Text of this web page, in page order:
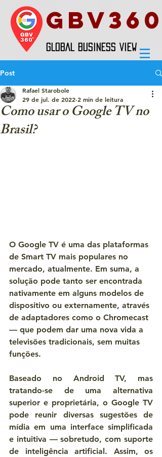
GBV360
GLOBAL BUSINESS VIEW
Post
Como usar o Google TV no
Brasil?
Rafael Starobole
29 de jul. de 2022 2 min de leitura
O Google TV é uma das plataformas
de Smart TV mais populares no
mercado, atualmente. Em suma, a
solução pode tanto ser encontrada
nativamente em alguns modelos de
dispositivo ou externamente, através
de adaptadores como o Chromecast
— que podem dar uma nova vida a
televisões tradicionais, sem muitas
funções.
Baseado no Android TV, mas
tratando-se de uma alternativa
superior e proprietária, o Google TV
pode reunir diversas sugestões de
mídia em uma interface simplificada
e intuitiva — sobretudo, com suporte
de inteligência artificial. Assim, os